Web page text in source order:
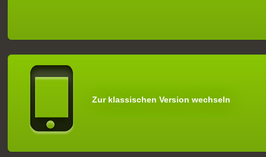
Zur klassischen Version wechseln